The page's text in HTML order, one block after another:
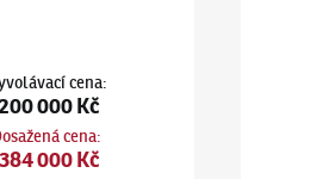
cena:
000 Kč
cena:
384 000 Kč